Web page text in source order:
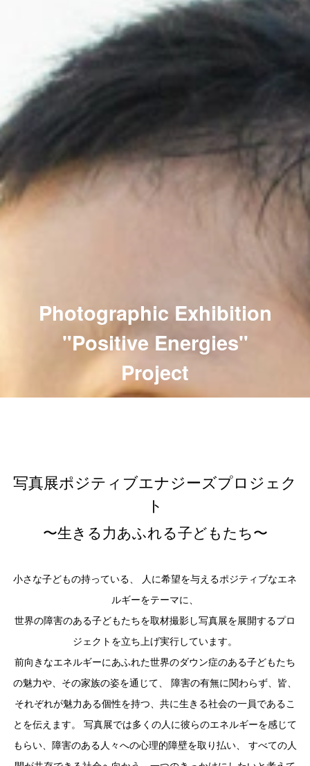
Photographic Exhibition
"Positive Energies"
Project
写真展ポジティブエナジーズプロジェク
ト
〜生きる力あふれる子どもたち〜
小さな子どもの持っている、
人に希望を与えるポジティブなエネ
ルギーをテーマに、
世界の障害のある子どもたちを取材撮影し写真展を展開するプロ
ジェクトを立ち上げ実行しています。
前向きなエネルギーにあふれた世界のダウン症のある子どもたち
の魅力や、その家族の姿を通じて、
障害の有無に関わらず、皆、
それぞれが魅力ある個性を持つ、共に生きる社会の一員であるこ
とを伝えます。
写真展では多くの人に彼らのエネルギーを感じて
もらい、障害のある人々への心理的障壁を取り払い、
すべての人